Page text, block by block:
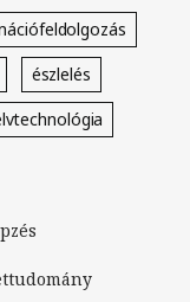
észlelés